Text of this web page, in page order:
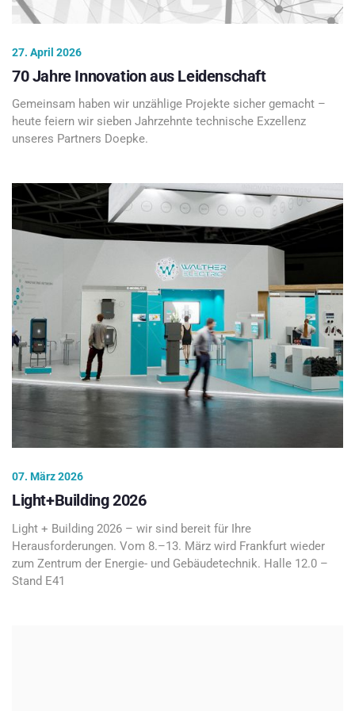
27. April 2026
70 Jahre Innovation aus Leidenschaft
Gemeinsam haben wir unzählige Projekte sicher gemacht –
heute feiern wir sieben Jahrzehnte technische Exzellenz
unseres Partners Doepke.
07. März 2026
Light+Building 2026
Light + Building 2026 – wir sind bereit für Ihre
Herausforderungen. Vom 8.–13. März wird Frankfurt wieder
zum Zentrum der Energie- und Gebäudetechnik. Halle 12.0 –
Stand E41